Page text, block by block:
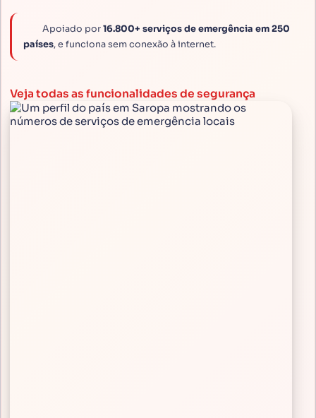
Apoiado por16.800+ serviços de emergência em 250
países, e funciona sem conexão à internet.
Veja todas as funcionalidades de segurança